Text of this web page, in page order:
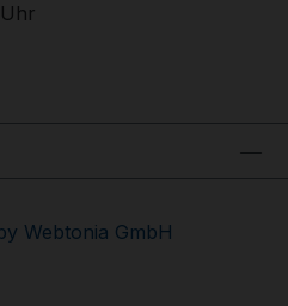
Webtonia GmbH